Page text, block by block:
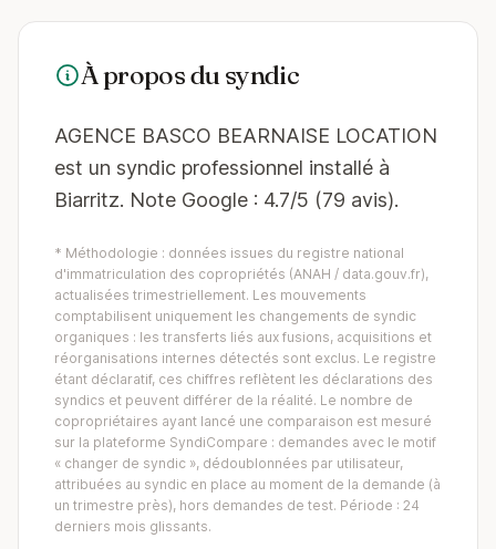
À propos du syndic
AGENCE BASCO BEARNAISE LOCATION
est un syndic professionnel installé à
Biarritz. Note Google : 4.7/5 (79 avis).
* Méthodologie : données issues du registre national
d'immatriculation des copropriétés (ANAH / data.gouv.fr),
actualisées trimestriellement. Les mouvements
comptabilisent uniquement les changements de syndic
organiques : les transferts liés aux fusions, acquisitions et
réorganisations internes détectés sont exclus. Le registre
étant déclaratif, ces chiffres reflètent les déclarations des
syndics et peuvent différer de la réalité. Le nombre de
copropriétaires ayant lancé une comparaison est mesuré
sur la plateforme SyndiCompare : demandes avec le motif
« changer de syndic », dédoublonnées par utilisateur,
attribuées au syndic en place au moment de la demande (à
un trimestre près), hors demandes de test. Période : 24
derniers mois glissants.